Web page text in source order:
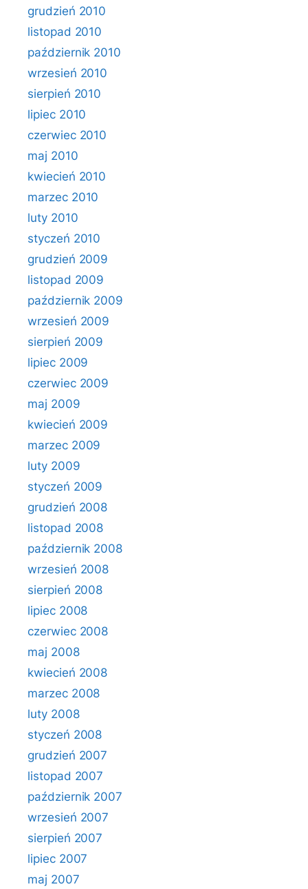
grudzień 2010
listopad 2010
październik 2010
wrzesień 2010
sierpień 2010
lipiec 2010
czerwiec 2010
maj 2010
kwiecień 2010
marzec 2010
luty 2010
styczeń 2010
grudzień 2009
listopad 2009
październik 2009
wrzesień 2009
sierpień 2009
lipiec 2009
czerwiec 2009
maj 2009
kwiecień 2009
marzec 2009
luty 2009
styczeń 2009
grudzień 2008
listopad 2008
październik 2008
wrzesień 2008
sierpień 2008
lipiec 2008
czerwiec 2008
maj 2008
kwiecień 2008
marzec 2008
luty 2008
styczeń 2008
grudzień 2007
listopad 2007
październik 2007
wrzesień 2007
sierpień 2007
lipiec 2007
maj 2007